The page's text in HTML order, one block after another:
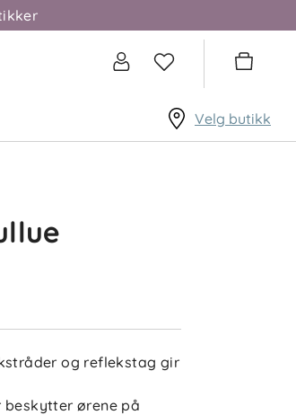
Velg butikk
og reflekstag gir
beskytter ørene på